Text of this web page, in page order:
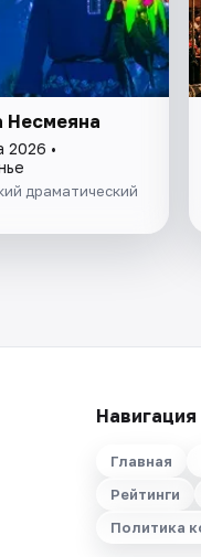
Несмеяна
2026 •
драматический
Навигация
Главная
Рейтинги
Политика